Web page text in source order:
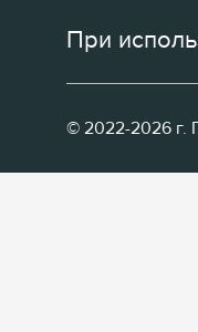
При
© 2022-2026 г.